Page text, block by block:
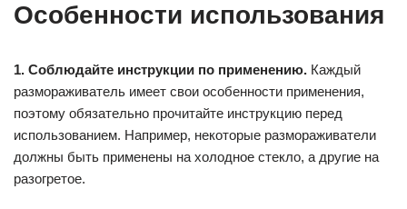
Особенности использования
1. Соблюдайте инструкции по применению. Каждый
размораживатель имеет свои особенности применения,
поэтому обязательно прочитайте инструкцию перед
использованием. Например, некоторые размораживатели
должны быть применены на холодное стекло, а другие на
разогретое.